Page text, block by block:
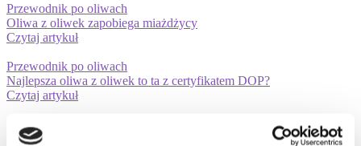
Przewodnik po oliwach
Oliwa z oliwek zapobiega miażdżycy
Czytaj artykuł
Przewodnik po oliwach
Najlepsza oliwa z oliwek to ta z certyfikatem DOP?
Czytaj artykuł
Przewodnik po oliwach
Oliwa z oliwek jest bogata w kwasy tłuszczowe